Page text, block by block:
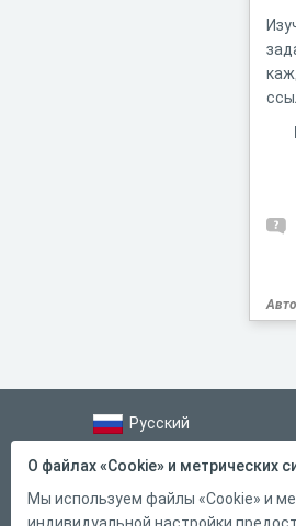
Русский
Справка
Форма обратной связи
О файлах «Cookie» и метрических
Мы используем файлы «Cookie» и